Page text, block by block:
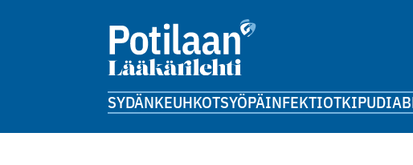
SYDÄNKEUHKOTSYÖPÄINFEKTIOTKIPU